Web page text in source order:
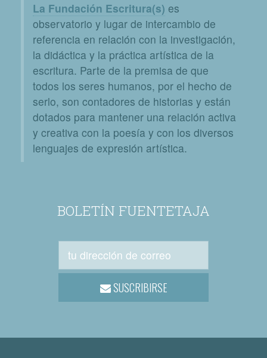
La Fundación Escritura(s) es
observatorio y lugar de intercambio de
referencia en relación con la investigación,
la didáctica y la práctica artística de la
escritura. Parte de la premisa de que
todos los seres humanos, por el hecho de
serlo, son contadores de historias y están
dotados para mantener una relación activa
y creativa con la poesía y con los diversos
lenguajes de expresión artística.
BOLETÍN FUENTETAJA
SUSCRIBIRSE